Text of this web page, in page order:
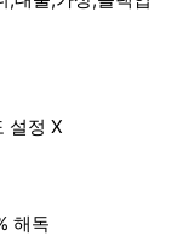
설정 X
해독